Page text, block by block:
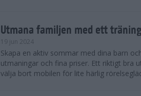
Utmana familjen med ett
19 jun 2024
Skapa en aktiv sommar med dina barn
utmaningar och fina priser. Ett riktigt bra
välja bort mobilen för lite härlig